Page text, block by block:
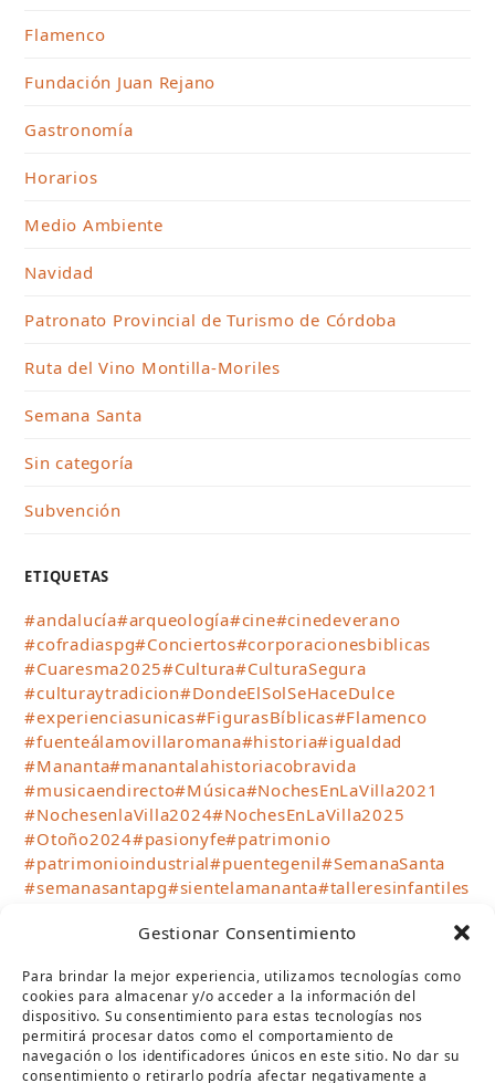
Gestionar Consentimiento
Para brindar la mejor experiencia, utilizamos tecnologías como
cookies para almacenar y/o acceder a la información del
dispositivo. Su consentimiento para estas tecnologías nos
permitirá procesar datos como el comportamiento de
navegación o los identificadores únicos en este sitio. No dar su
consentimiento o retirarlo podría afectar negativamente a
Flamenco
Fundación Juan Rejano
Gastronomía
Horarios
Medio Ambiente
Navidad
Patronato Provincial de Turismo de Córdoba
Ruta del Vino Montilla-Moriles
Semana Santa
Sin categoría
Subvención
ETIQUETAS
#andalucía#arqueología#cine#cinedeverano
#cofradiaspg#Conciertos#corporacionesbiblicas
#Cuaresma2025#Cultura#CulturaSegura
#culturaytradicion#DondeElSolSeHaceDulce
#experienciasunicas#FigurasBíblicas#Flamenco
#fuenteálamovillaromana#historia#igualdad
#Mananta#manantalahistoriacobravida
#musicaendirecto#Música#NochesEnLaVilla2021
#NochesenlaVilla2024#NochesEnLaVilla2025
#Otoño2024#pasionyfe#patrimonio
#patrimonioindustrial#puentegenil#SemanaSanta
#semanasantapg#sientelamananta#talleresinfantiles
#Verano2024#verano2025
#visitasguiadas#VisitPuenteGenil
#WhereTheSunBecomesSweet
SÍGUENOS